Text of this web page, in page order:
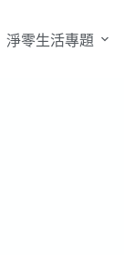
淨零生活專題